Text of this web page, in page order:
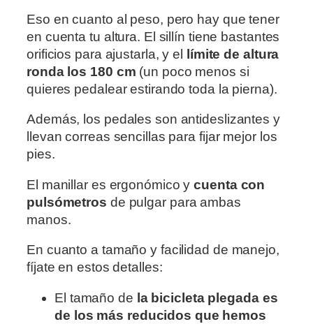
Eso en cuanto al peso, pero hay que tener
en cuenta tu altura. El sillín tiene bastantes
orificios para ajustarla, y el límite de altura
ronda los 180 cm (un poco menos si
quieres pedalear estirando toda la pierna).
Además, los pedales son antideslizantes y
llevan correas sencillas para fijar mejor los
pies.
El manillar es ergonómico ycuenta con
pulsómetros de pulgar para ambas
manos.
En cuanto a tamaño y facilidad de manejo,
fíjate en estos detalles:
El tamaño de la bicicleta plegada es
de los más reducidos que hemos